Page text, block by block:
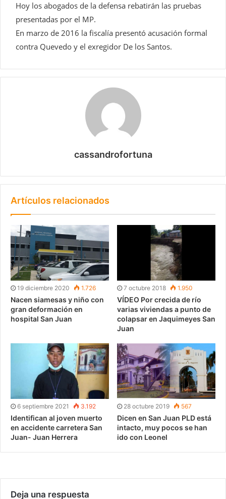
Hoy los abogados de la defensa rebatirán las pruebas
presentadas por el MP.
En marzo de 2016 la fiscalía presentó acusación formal
contra Quevedo y el exregidor De los Santos.
cassandrofortuna
Artículos relacionados
19 diciembre 2020 1.726
Nacen siamesas y niño con
gran deformación en
hospital San Juan
7 octubre 2018 1.950
VÍDEO Por crecida de río
varias viviendas a punto de
colapsar en Jaquimeyes San
Juan
6 septiembre 2021 3.192
Identifican al joven muerto
en accidente carretera San
Juan- Juan Herrera
28 octubre 2019 567
Dicen en San Juan PLD está
intacto, muy pocos se han
ido con Leonel
Deja una respuesta